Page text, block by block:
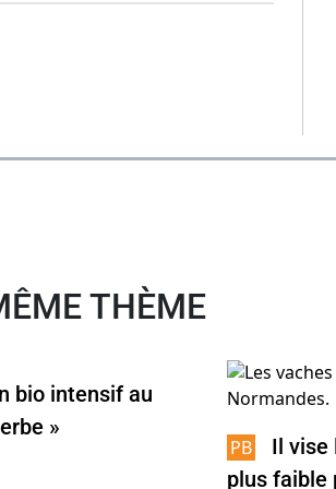
THÈME
bio intensif au
»
Il vise
plus faible